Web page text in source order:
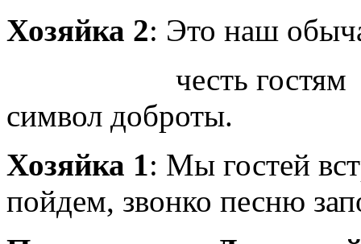
Хозяйка 2: Это наш
честь гостям и
символ доброты.
Хозяйка 1: Мы гостей
пойдем, звонко песню